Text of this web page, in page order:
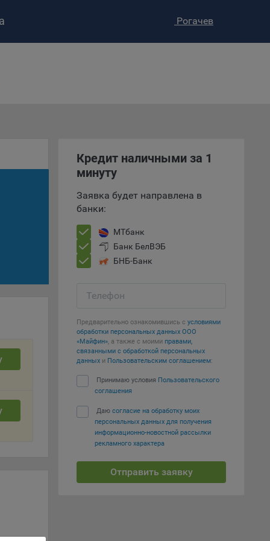
–
Рогачев
Кредит наличными за 1
минуту
Заявка будет направлена в
банки:
МТбанк
Банк БелВЭБ
БНБ-Банк
Телефон
Предварительно ознакомившись с условиями
обработки персональных данных ООО
«Майфин», а также с моими правами,
связанными с обработкой персональных
данных и Пользовательским соглашением:
Принимаю условия Пользовательского
соглашения
Даю согласие на обработку моих
персональных данных для получения
информационно-новостной рассылки
рекламного характера
Отправить заявку